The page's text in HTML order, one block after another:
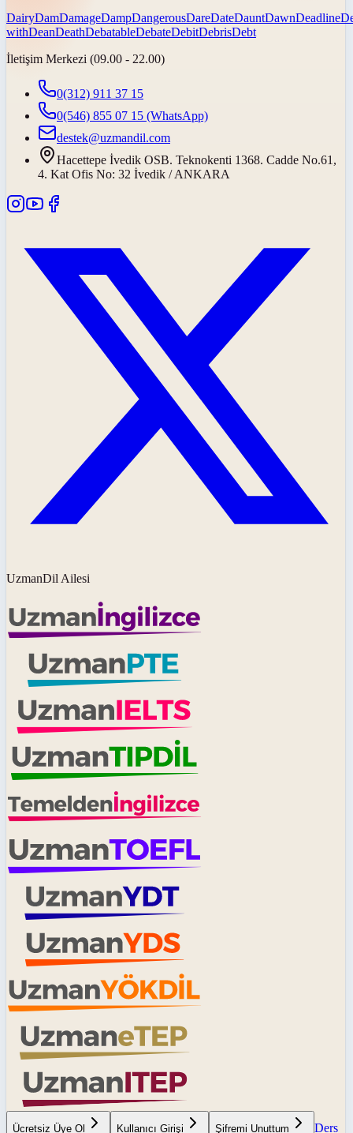
DairyDamDamageDampDangerousDareDateDauntDawnDeadline
withDeanDeathDebatableDebateDebitDebrisDebt
İletişim Merkezi (09.00 - 22.00)
0(312) 911 37 15
0(546) 855 07 15 (WhatsApp)
destek@uzmandil.com
Hacettepe İvedik OSB. Teknokenti 1368. Cadde No.61,
4. Kat Ofis No: 32 İvedik / ANKARA
UzmanDil Ailesi
Ücretsiz Üye Ol Kullanıcı Girişi Şifremi Unuttum
Ders